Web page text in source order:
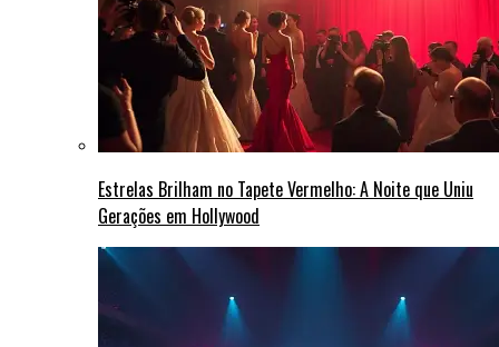
Estrelas Brilham no Tapete Vermelho: A Noite que Uniu
Gerações em Hollywood